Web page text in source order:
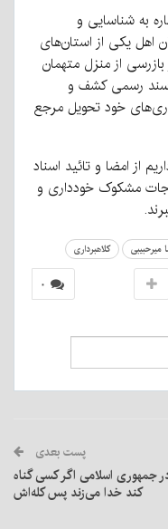
به شناسایی و
یکی از استان‌های
از منزل متهمان
سند رسمی کشف و
خود تحویل مرجع
از امضا و تائید اسناد
مشکوک خودداری و
کلاهبرداری
۰
پست بعدی
جمهوری اسلامی اگر کسی گناه
کند خدا می‌زند پس کله‌اش